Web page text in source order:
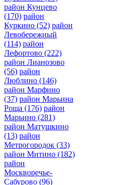
район Кунцево
(170) район
Куркино (52) район
Левобережный
(114) район
Лефортово (222)
район Лианозово
(56) район
Люблино (146)
район Марфино
(37) район Марьина
Роща (176) район
Марьино (281)
район Матушкино
(13) район
Метрогородок (33)
район Митино (182)
район
Москворечье-
Сабурово (96)